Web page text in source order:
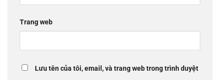
Trang web
Lưu tên của tôi, email, và trang web trong trình duyệt